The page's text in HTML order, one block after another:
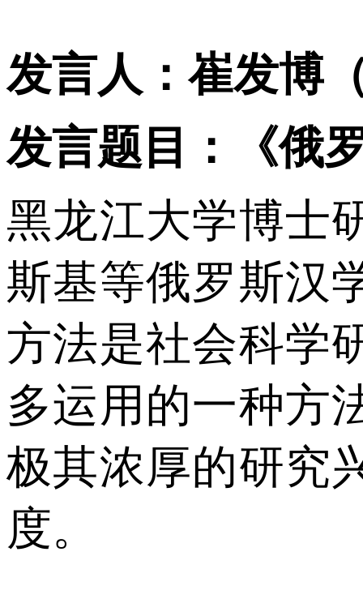
发言人：崔发博
发言题目：《俄
黑龙江大学博士
斯基等俄罗斯汉
方法是社会科学
多运用的一种方
极其浓厚的研究
度。